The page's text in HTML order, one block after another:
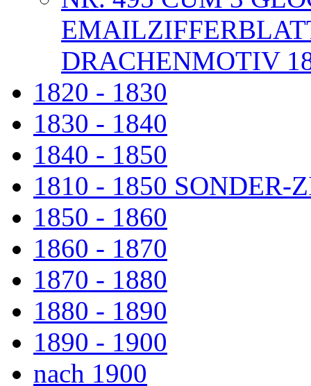
DRACHENMOTIV
1820 - 1830
1830 - 1840
1840 - 1850
1810 - 1850 SONDER-
1850 - 1860
1860 - 1870
1870 - 1880
1880 - 1890
1890 - 1900
nach 1900